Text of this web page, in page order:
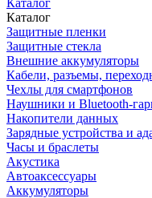
Каталог
Каталог
Защитные пленки
Защитные стекла
Внешние аккумуляторы
Кабели, разъемы,
Чехлы для смартфонов
Наушники и Bluetooth-
Накопители данных
Зарядные устройства и
Часы и браслеты
Акустика
Автоаксессуары
Аккумуляторы